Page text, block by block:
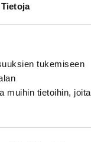
Tietoja
tukemiseen
muihin tietoihin, joita